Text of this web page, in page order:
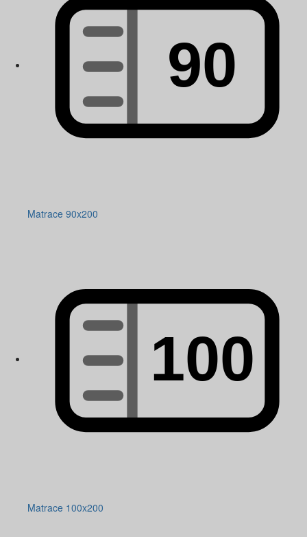
Matrace 90x200
Matrace 100x200